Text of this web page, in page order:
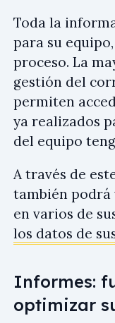
Toda la
para su
proceso. La
gestión del
permiten
ya realizados
del equipo
A través de
también podrá
en varios de
los datos de
Informes:
optimizar